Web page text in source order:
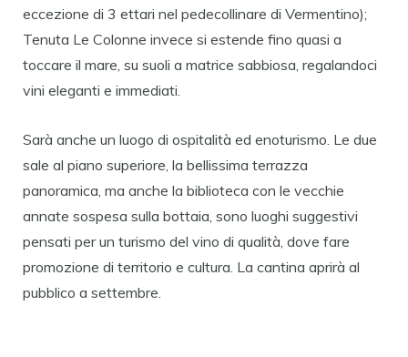
eccezione di 3 ettari nel pedecollinare di Vermentino);
Tenuta Le Colonne invece si estende fino quasi a
toccare il mare, su suoli a matrice sabbiosa, regalandoci
vini eleganti e immediati.
Sarà anche un luogo di ospitalità ed enoturismo. Le due
sale al piano superiore, la bellissima terrazza
panoramica, ma anche la biblioteca con le vecchie
annate sospesa sulla bottaia, sono luoghi suggestivi
pensati per un turismo del vino di qualità, dove fare
promozione di territorio e cultura. La cantina aprirà al
pubblico a settembre.